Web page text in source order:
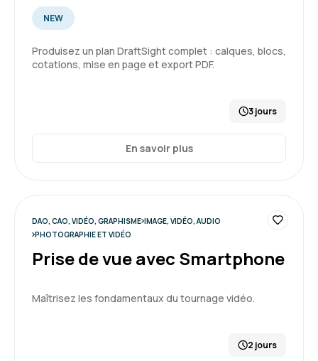
NEW
Produisez un plan DraftSight complet : calques, blocs,
cotations, mise en page et export PDF.
3 jours
En savoir plus
DAO, CAO, VIDÉO, GRAPHISME IMAGE, VIDÉO, AUDIO
PHOTOGRAPHIE ET VIDÉO
Prise de vue avec Smartphone
Maîtrisez les fondamentaux du tournage vidéo.
2 jours